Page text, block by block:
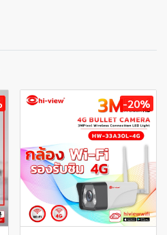
-20%